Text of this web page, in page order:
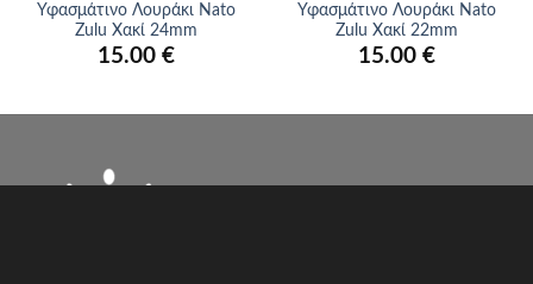
Υφασμάτινο Λουράκι Nato
Zulu Χακί 24mm
15.00 €
Υφασμάτινο Λουράκι Nato
Zulu Χακί 22mm
15.00 €